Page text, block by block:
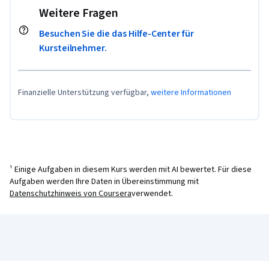
Weitere Fragen
Besuchen Sie die das Hilfe-Center für
Kursteilnehmer.
Finanzielle Unterstützung verfügbar, weitere Informationen
¹ Einige Aufgaben in diesem Kurs werden mit AI bewertet. Für diese
Aufgaben werden Ihre Daten in Übereinstimmung mit
Datenschutzhinweis von Courseraverwendet.